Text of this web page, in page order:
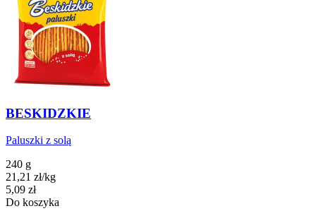
BESKIDZKIE
Paluszki z solą
240 g
21,21 zł/kg
Cena
5,09 zł
Do koszyka